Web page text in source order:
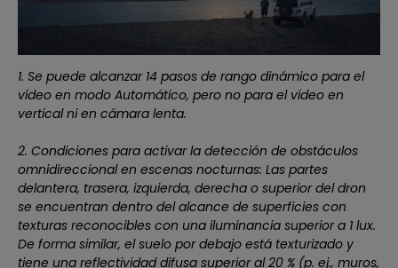
1. Se puede alcanzar 14 pasos de rango dinámico para el
vídeo en modo Automático, pero no para el vídeo en
vertical ni en cámara lenta.
2. Condiciones para activar la detección de obstáculos
omnidireccional en escenas nocturnas: Las partes
delantera, trasera, izquierda, derecha o superior del dron
se encuentran dentro del alcance de superficies con
texturas reconocibles con una iluminancia superior a 1 lux.
De forma similar, el suelo por debajo está texturizado y
tiene una reflectividad difusa superior al 20 % (p. ej., muros,